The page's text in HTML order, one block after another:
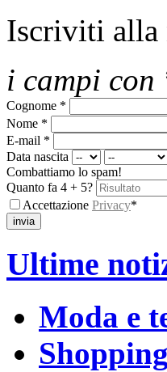
Iscriviti alla
i campi
Cognome *
Nome *
E-mail *
Data nascita
Combattiamo lo spam!
Quanto fa 4 + 5?
Accettazione Privacy*
Ultime
Moda e
Shopping